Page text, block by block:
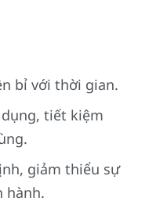
bỉ với thời gian.
tiết kiệm
giảm thiểu sự
hành.